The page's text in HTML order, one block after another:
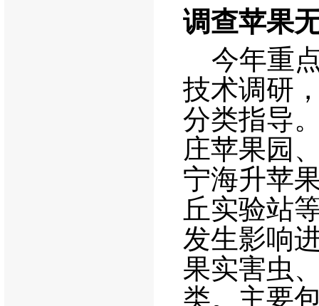
调查苹果
今年重
技术调研
分类指导
庄苹果园
宁海升苹
丘实验站
发生影响
果实害虫
类。主要